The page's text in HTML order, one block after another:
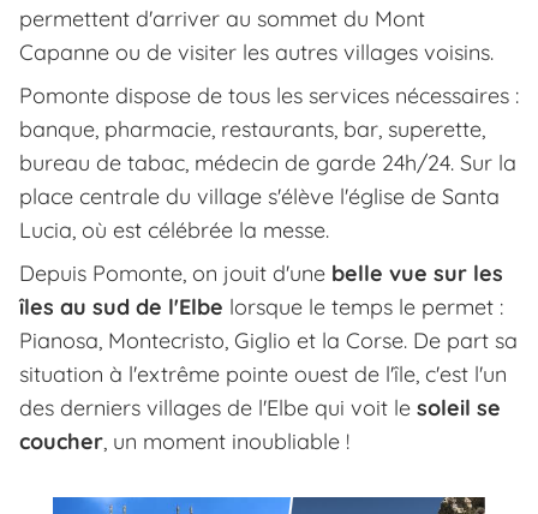
permettent d'arriver au sommet du Mont
Capanne ou de visiter les autres villages voisins.
Pomonte dispose de tous les services nécessaires :
banque, pharmacie, restaurants, bar, superette,
bureau de tabac, médecin de garde 24h/24. Sur la
place centrale du village s'élève l'église de Santa
Lucia, où est célébrée la messe.
Depuis Pomonte, on jouit d'une belle vue sur les
îles au sud de l'Elbe lorsque le temps le permet :
Pianosa, Montecristo, Giglio et la Corse. De part sa
situation à l'extrême pointe ouest de l'île, c'est l'un
des derniers villages de l'Elbe qui voit le soleil se
coucher, un moment inoubliable !